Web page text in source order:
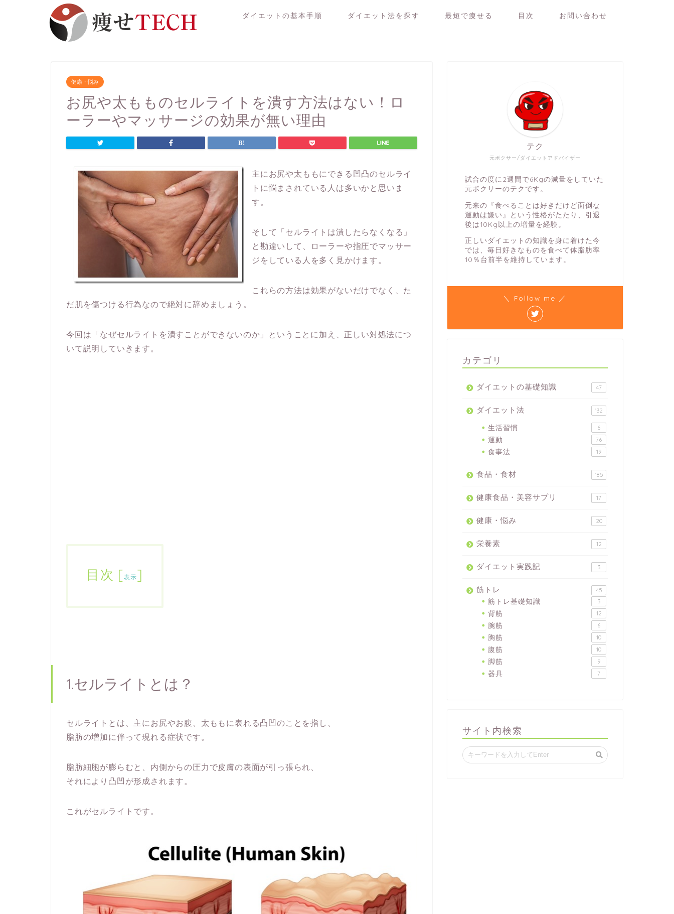
ダイエットの基本手順 ダイエット法を探す 最短で痩せる 目次 お問い合わせ
健康・悩み
お尻や太もものセルライトを潰す方法はない！ロ
ーラーやマッサージの効果が無い理由
主にお尻や太ももにできる凹凸のセルライ
トに悩まされている人は多いかと思いま
す。
そして「セルライトは潰したらなくなる」
と勘違いして、ローラーや指圧でマッサー
ジをしている人を多く見かけます。
これらの方法は効果がないだけでなく、た
だ肌を傷つける行為なので絶対に辞めましょう。
今回は「なぜセルライトを潰すことができないのか」ということに加え、正しい対処法につ
いて説明していきます。
目次 [表示]
1.セルライトとは？
セルライトとは、主にお尻やお腹、太ももに表れる凸凹のことを指し、
脂肪の増加に伴って現れる症状です。
脂肪細胞が膨らむと、内側からの圧力で皮膚の表面が引っ張られ、
それにより凸凹が形成されます。
これがセルライトです。
元ボクサー/ダイエットアドバイザー
テク
試合の度に2週間で6Kgの減量をしていた
元ボクサーのテクです。
元来の『食べることは好きだけど面倒な
運動は嫌い』という性格がたたり、引退
後は10Kg以上の増量を経験。
正しいダイエットの知識を身に着けた今
では、毎日好きなものを食べて体脂肪率
10％台前半を維持しています。
＼ Follow me ／
カテゴリ
ダイエットの基礎知識 47
ダイエット法 132
生活習慣 6
運動 76
食事法 19
食品・食材 185
健康食品・美容サプリ 17
健康・悩み 20
栄養素 12
ダイエット実践記 3
筋トレ 45
筋トレ基礎知識 3
背筋 12
腕筋 6
胸筋 10
腹筋 10
脚筋 9
器具 7
サイト内検索